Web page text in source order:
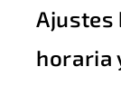
Ajustes
horaria